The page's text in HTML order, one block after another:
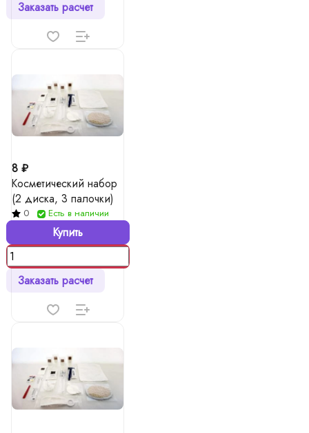
Заказать расчет
8 ₽
Косметический набор
(2 диска, 3 палочки)
0 Есть в наличии
Купить
Заказать расчет